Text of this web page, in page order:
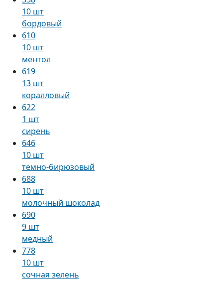
10 шт
бордовый
610
10 шт
ментол
619
13 шт
коралловый
622
1 шт
сирень
646
10 шт
темно-бирюзовый
688
10 шт
молочный шоколад
690
9 шт
медный
778
10 шт
сочная зелень